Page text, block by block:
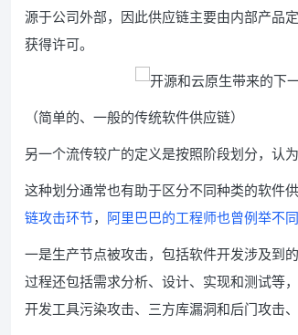
源于公司外部，因此供应链主要由内部产品
获得许可。
（简单的、一般的传统软件供应链）
另一个流传较广的定义是按照阶段划分，认
这种划分通常也有助于区分不同种类的软件
链攻击环节， 阿里巴巴的工程师也曾例举不
一是生产节点被攻击，包括软件开发涉及到
过程还包括需求分析、设计、实现和测试等
开发工具污染攻击、三方库漏洞和后门攻击